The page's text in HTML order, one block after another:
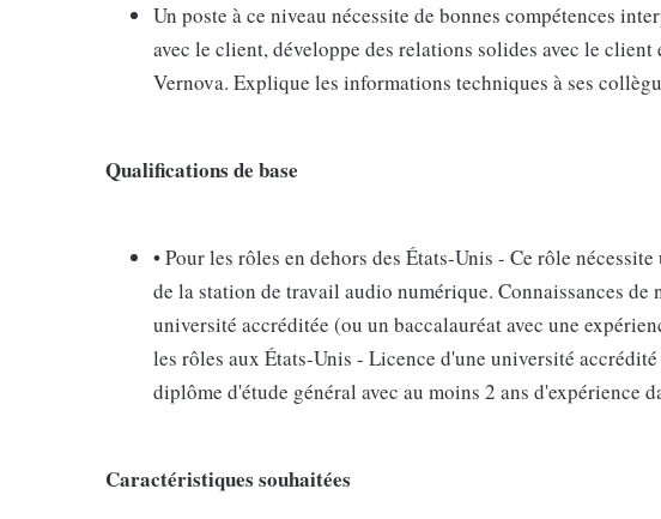
Un poste à ce niveau nécessite de bonnes compétences
avec le client, développe des relations solides avec le
Vernova. Explique les informations techniques à ses
Qualifications de base
• Pour les rôles en dehors des États-Unis - Ce rôle
de la station de travail audio numérique. Connaissances
université accréditée (ou un baccalauréat avec une
les rôles aux États-Unis - Licence d'une université
diplôme d'étude général avec au moins 2 ans d'expérience
Caractéristiques souhaitées